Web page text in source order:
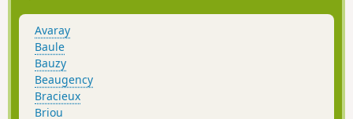
Avaray
Baule
Bauzy
Beaugency
Bracieux
Briou